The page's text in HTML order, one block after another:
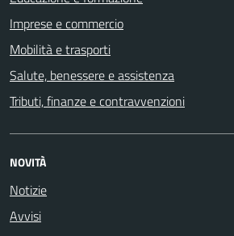
Imprese e commercio
Mobilità e trasporti
Salute, benessere e assistenza
Tributi, finanze e contravvenzioni
NOVITÀ
Notizie
Avvisi